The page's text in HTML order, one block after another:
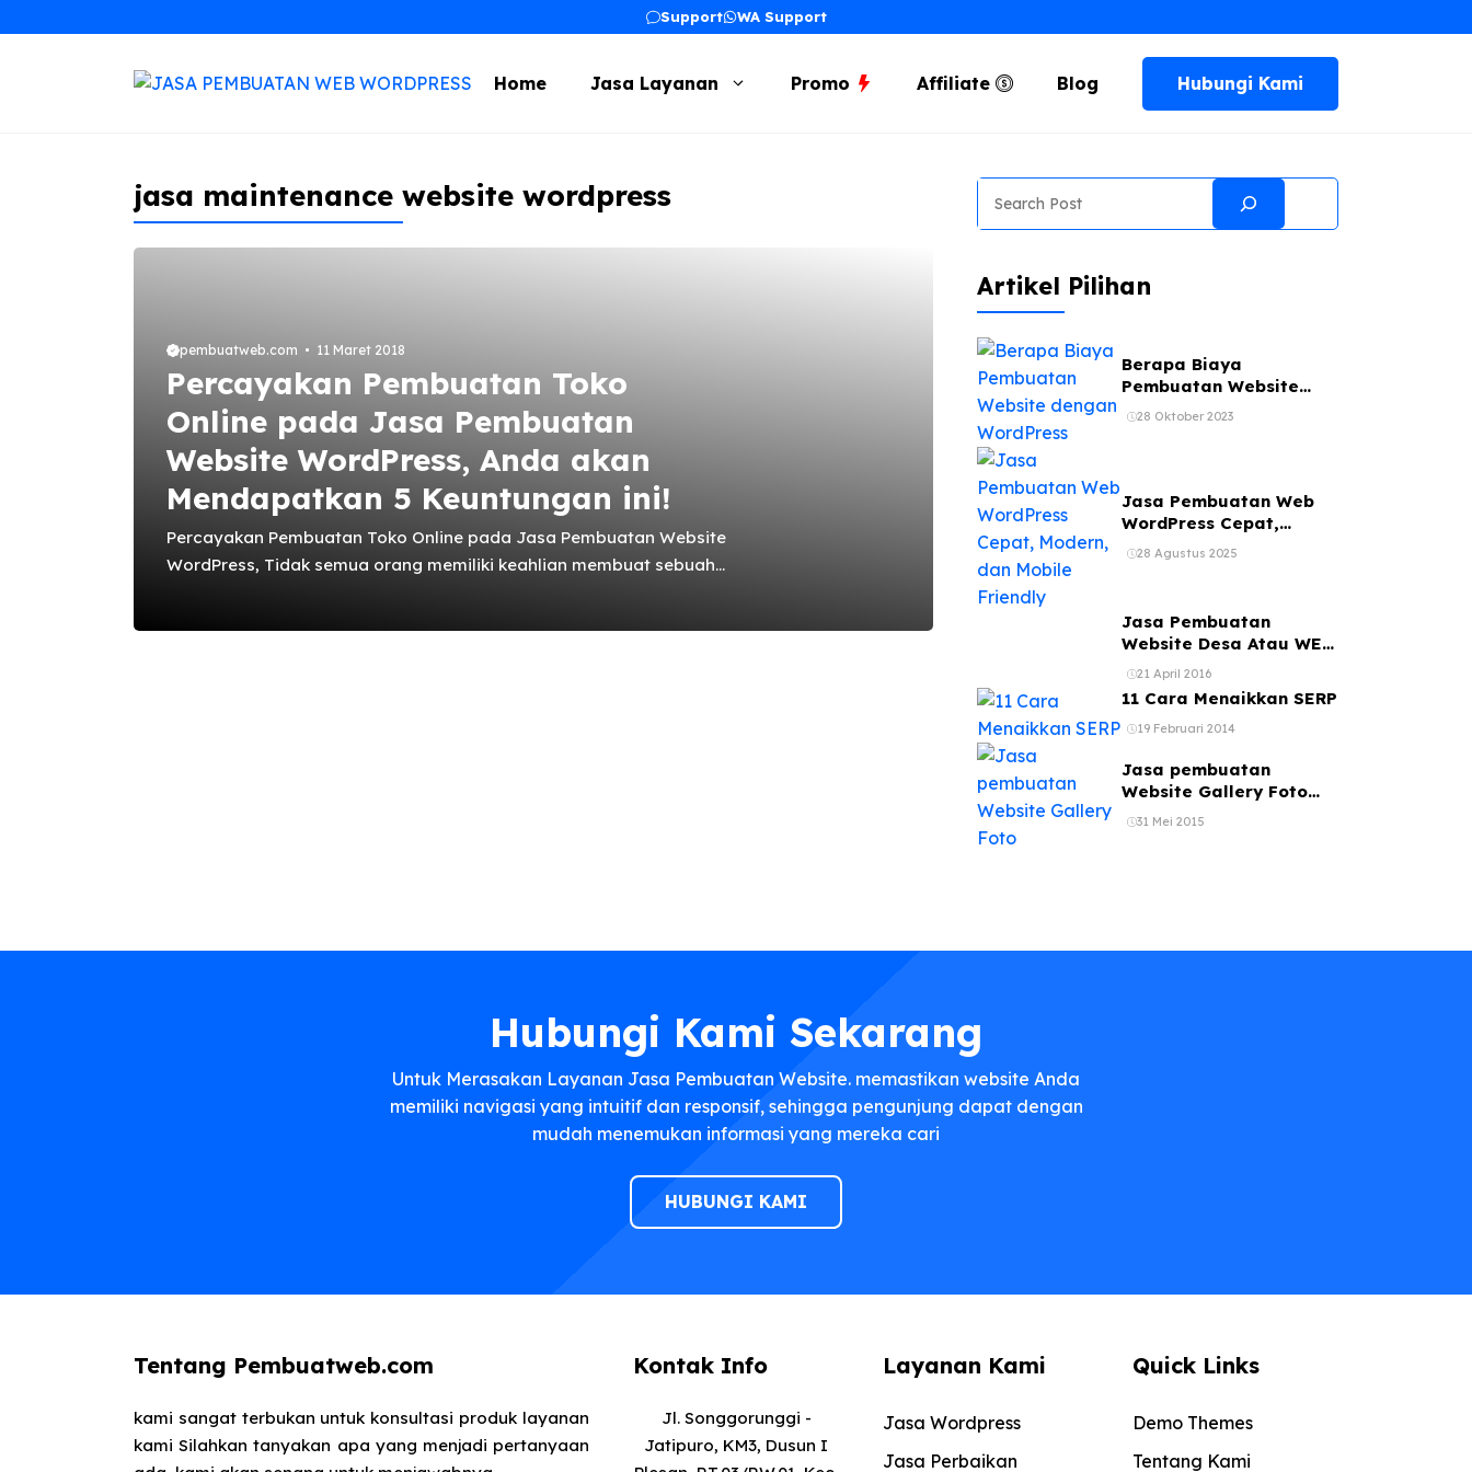
ke
Support WA Support
Home Jasa Layanan Promo Affiliate Blog Hubungi Kami
jasa maintenance website wordpress
pembuatweb.com 11 Maret 2018
Percayakan Pembuatan Toko
Online pada Jasa Pembuatan
Website WordPress, Anda akan
Mendapatkan 5 Keuntungan ini!
Percayakan Pembuatan Toko Online pada Jasa Pembuatan Website
WordPress, Tidak semua orang memiliki keahlian membuat sebuah
Artikel Pilihan
Berapa Biaya
Pembuatan Website
dengan WordPress
28 Oktober 2023
Jasa Pembuatan Web
WordPress Cepat,
Modern, dan Mobile
Friendly
28 Agustus 2025
Jasa Pembuatan
Website Desa Atau WEB
Kelurahan
21 April 2016
11 Cara Menaikkan SERP
19 Februari 2014
Jasa pembuatan
Website Gallery Foto
jasa web photography
31 Mei 2015
Hubungi Kami Sekarang
Untuk Merasakan Layanan Jasa Pembuatan Website. memastikan website Anda
memiliki navigasi yang intuitif dan responsif, sehingga pengunjung dapat dengan
mudah menemukan informasi yang mereka cari
HUBUNGI KAMI
Tentang Pembuatweb.com
kami sangat terbukan untuk konsultasi produk layanan
kami Silahkan tanyakan apa yang menjadi pertanyaan
Kontak Info
Jl. Songgorunggi -
Jatipuro, KM3, Dusun I
Layanan Kami
Jasa Wordpress
Jasa Perbaikan
Quick Links
Demo Themes
Tentang Kami